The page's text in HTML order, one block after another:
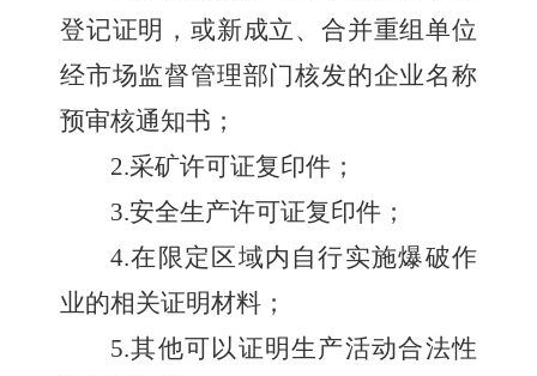
登记证明，或新成立、合并重组单位
经市场监督管理部门核发的企业名称
预审核通知书；
2.采矿许可证复印件；
3.安全生产许可证复印件；
4.在限定区域内自行实施爆破作
业的相关证明材料；
5.其他可以证明生产活动合法性